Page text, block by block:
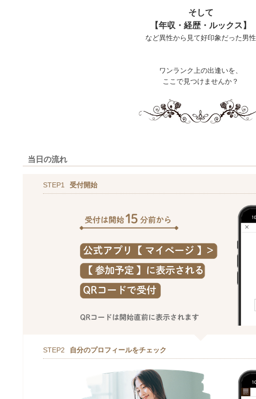
そして
【年収・経歴・ルックス】
など異性から見て好印象だった男性
ワンランク上の出逢いを、
ここで見つけませんか？
当日の流れ
STEP1 受付開始
STEP2 自分のプロフィールをチェック